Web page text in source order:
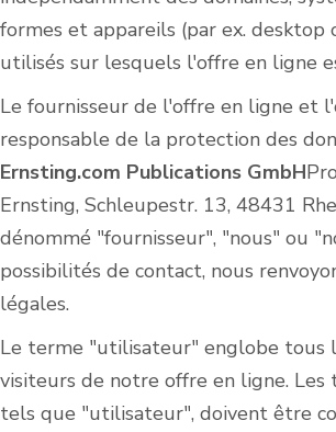
formes et appareils (par ex. desktop
utilisés sur lesquels l'offre en ligne
Le fournisseur de l'offre en ligne et
responsable de la protection des
Ernsting.com Publications GmbH
Ernsting, Schleupestr. 13, 48431
dénommé "fournisseur", "nous" ou
possibilités de contact, nous
légales.
Le terme "utilisateur" englobe tous
visiteurs de notre offre en ligne. Les
tels que "utilisateur", doivent être